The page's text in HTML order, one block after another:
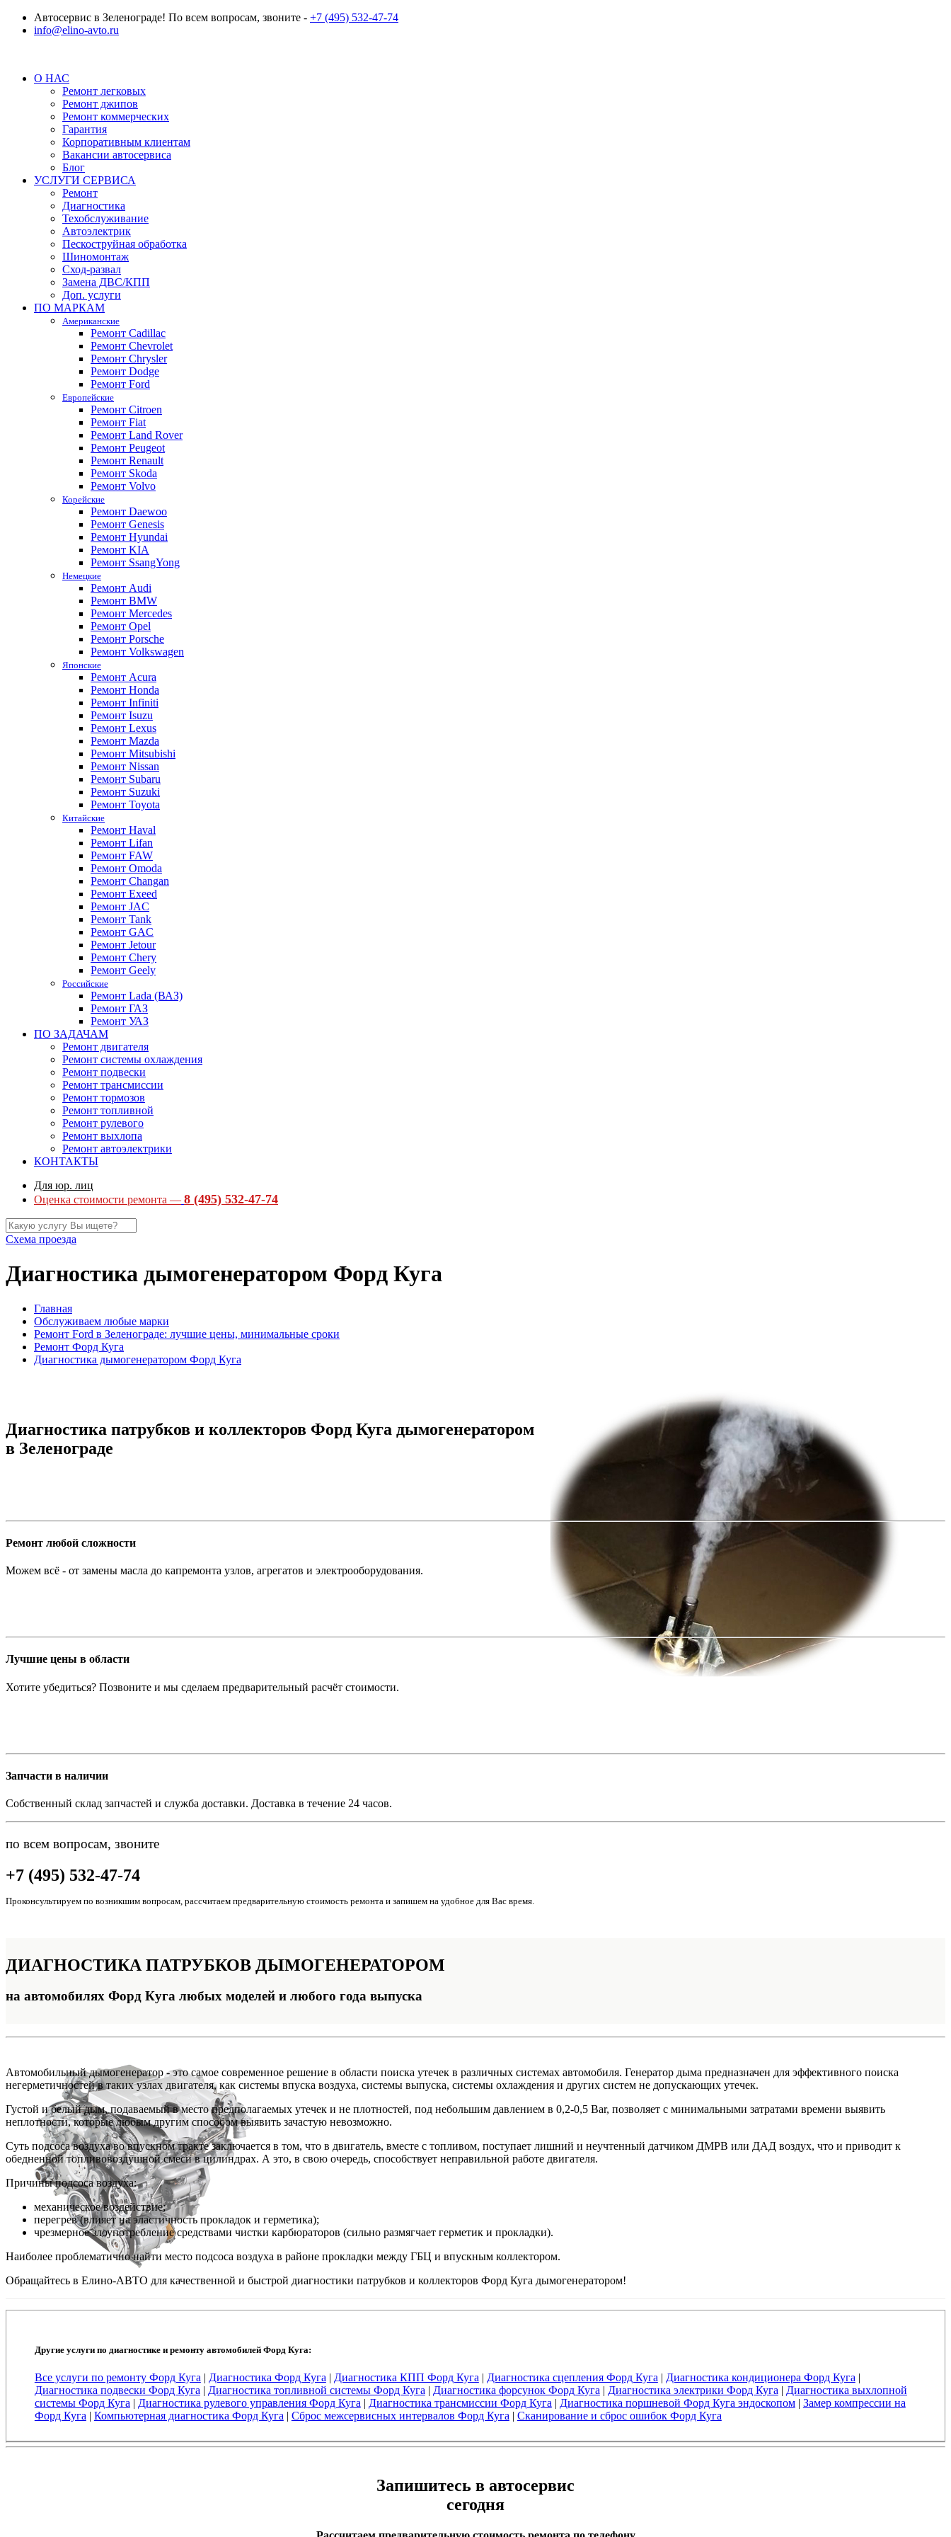
Автосервис в Зеленограде! По всем вопросам, звоните - +7 (495) 532-47-74
info@elino-avto.ru
О НАС
Ремонт легковых
Ремонт джипов
Ремонт коммерческих
Гарантия
Корпоративным клиентам
Вакансии автосервиса
Блог
УСЛУГИ СЕРВИСА
Ремонт
Диагностика
Техобслуживание
Автоэлектрик
Пескоструйная обработка
Шиномонтаж
Сход-развал
Замена ДВС/КПП
Доп. услуги
ПО МАРКАМ
Американские
Ремонт Cadillac
Ремонт Chevrolet
Ремонт Chrysler
Ремонт Dodge
Ремонт Ford
Европейские
Ремонт Citroen
Ремонт Fiat
Ремонт Land Rover
Ремонт Peugeot
Ремонт Renault
Ремонт Skoda
Ремонт Volvo
Корейские
Ремонт Daewoo
Ремонт Genesis
Ремонт Hyundai
Ремонт KIA
Ремонт SsangYong
Немецкие
Ремонт Audi
Ремонт BMW
Ремонт Mercedes
Ремонт Opel
Ремонт Porsche
Ремонт Volkswagen
Японские
Ремонт Acura
Ремонт Honda
Ремонт Infiniti
Ремонт Isuzu
Ремонт Lexus
Ремонт Mazda
Ремонт Mitsubishi
Ремонт Nissan
Ремонт Subaru
Ремонт Suzuki
Ремонт Toyota
Китайские
Ремонт Haval
Ремонт Lifan
Ремонт FAW
Ремонт Omoda
Ремонт Changan
Ремонт Exeed
Ремонт JAC
Ремонт Tank
Ремонт GAC
Ремонт Jetour
Ремонт Chery
Ремонт Geely
Российские
Ремонт Lada (ВАЗ)
Ремонт ГАЗ
Ремонт УАЗ
ПО ЗАДАЧАМ
Ремонт двигателя
Ремонт системы охлаждения
Ремонт подвески
Ремонт трансмиссии
Ремонт тормозов
Ремонт топливной
Ремонт рулевого
Ремонт выхлопа
Ремонт автоэлектрики
КОНТАКТЫ
Для юр. лиц
Оценка стоимости ремонта — 8 (495) 532-47-74
Схема проезда
Диагностика дымогенератором Форд Куга
Главная
Обслуживаем любые марки
Ремонт Ford в Зеленограде: лучшие цены, минимальные сроки
Ремонт Форд Куга
Диагностика дымогенератором Форд Куга
Диагностика патрубков и коллекторов Форд Куга дымогенератором
в Зеленограде
Ремонт любой сложности
Можем всё - от замены масла до капремонта узлов, агрегатов и электрооборудования.
Лучшие цены в области
Хотите убедиться? Позвоните и мы сделаем предварительный расчёт стоимости.
Запчасти в наличии
Собственный склад запчастей и служба доставки. Доставка в течение 24 часов.
по всем вопросам, звоните
+7 (495) 532-47-74
Проконсультируем по возникшим вопросам, рассчитаем предварительную стоимость ремонта и запишем на удобное для Вас время.
ДИАГНОСТИКА ПАТРУБКОВ ДЫМОГЕНЕРАТОРОМ
на автомобилях Форд Куга любых моделей и любого года выпуска
Автомобильный дымогенератор - это самое современное решение в области поиска утечек в различных системах автомобиля. Генератор дыма предназначен для эффективного поиска
негерметичностей в таких узлах двигателя, как системы впуска воздуха, системы выпуска, системы охлаждения и других систем не допускающих утечек.
Густой и белый дым, подаваемый в место предполагаемых утечек и не плотностей, под небольшим давлением в 0,2-0,5 Bar, позволяет с минимальными затратами времени выявить
неплотности, которые любым другим способом выявить зачастую невозможно.
Суть подсоса воздуха во впускном тракте заключается в том, что в двигатель, вместе с топливом, поступает лишний и неучтенный датчиком ДМРВ или ДАД воздух, что и приводит к
обедненной топливовоздушной смеси в цилиндрах. А это, в свою очередь, способствует неправильной работе двигателя.
Причины подсоса воздуха:
механическое воздействие;
перегрев (влияет на эластичность прокладок и герметика);
чрезмерное злоупотребление средствами чистки карбюраторов (сильно размягчает герметик и прокладки).
Наиболее проблематично найти место подсоса воздуха в районе прокладки между ГБЦ и впускным коллектором.
Обращайтесь в Елино-АВТО для качественной и быстрой диагностики патрубков и коллекторов Форд Куга дымогенератором!
Другие услуги по диагностике и ремонту автомобилей Форд Куга:
Все услуги по ремонту Форд Куга | Диагностика Форд Куга | Диагностика КПП Форд Куга | Диагностика сцепления Форд Куга | Диагностика кондиционера Форд Куга |
Диагностика подвески Форд Куга | Диагностика топливной системы Форд Куга | Диагностика форсунок Форд Куга | Диагностика электрики Форд Куга | Диагностика выхлопной
системы Форд Куга | Диагностика рулевого управления Форд Куга | Диагностика трансмиссии Форд Куга | Диагностика поршневой Форд Куга эндоскопом| Замер компрессии на
Форд Куга | Компьютерная диагностика Форд Куга | Сброс межсервисных интервалов Форд Куга | Сканирование и сброс ошибок Форд Куга
Запишитесь в автосервис
сегодня